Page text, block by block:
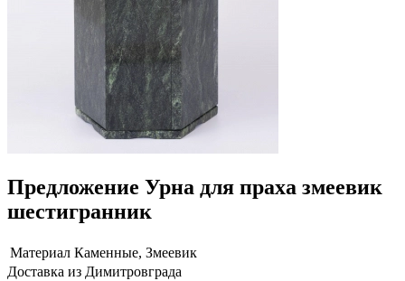
Предложение Урна для праха змеевик
шестигранник
Материал Каменные, Змеевик
Доставка из Димитровграда